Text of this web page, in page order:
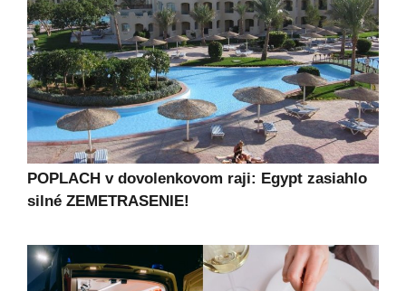
POPLACH v dovolenkovom raji: Egypt zasiahlo
silné ZEMETRASENIE!